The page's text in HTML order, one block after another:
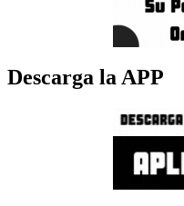
Descarga la APP